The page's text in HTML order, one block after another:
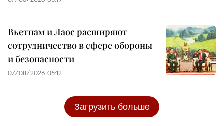
Вьетнам и Лаос расширяют
сотрудничество в сфере обороны
и безопасности
07/08/2026 05:12
Загрузить больше